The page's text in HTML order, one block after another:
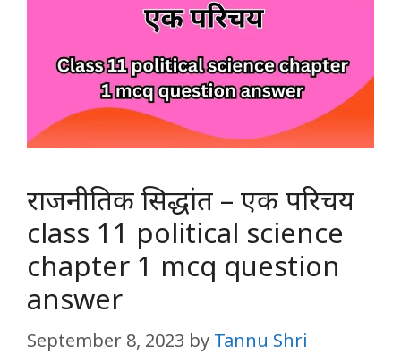
राजनीतिक सिद्धांत – एक परिचय
class 11 political science
chapter 1 mcq question
answer
September 8, 2023 by Tannu Shri